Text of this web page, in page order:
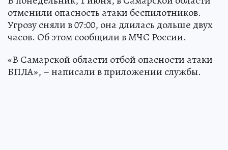
отменили опасность атаки беспилотников.
Угрозу сняли в 07:00, она длилась дольше двух
часов. Об этом сообщили в МЧС России.
«В Самарской области отбой опасности атаки
БПЛА», – написали в приложении службы.